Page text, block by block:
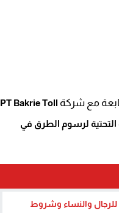
مع شركة PT Bakrie Toll
التحتية لرسوم الطرق في
في الرتب العسكرية للرجال والنساء وشروط